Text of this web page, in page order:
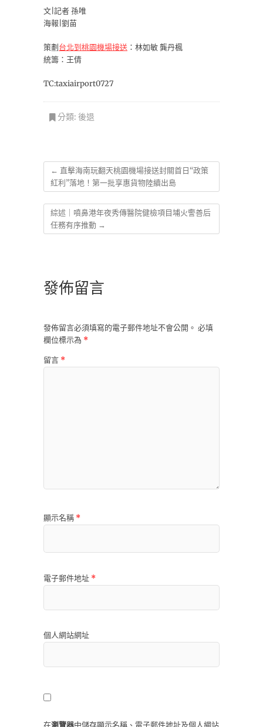
文|記者 孫唯
海報|劉苗
策劃台北到桃園機場接送 ：林如敏 龔丹楓
統籌：王倩
TC:taxiairport0727
分類: 後退
← 直擊海南玩翻天桃園機場接送封關首日“政策
紅利”落地！第一批享惠貨物陸續出島
綜述｜噴鼻港年夜秀傳醫院健檢項目埔火警善后
任務有序推動 →
發佈留言
發佈留言必須填寫的電子郵件地址不會公開。 必填
欄位標示為 *
留言 *
顯示名稱 *
電子郵件地址 *
個人網站網址
在瀏覽器中儲存顯示名稱、電子郵件地址及個人網站